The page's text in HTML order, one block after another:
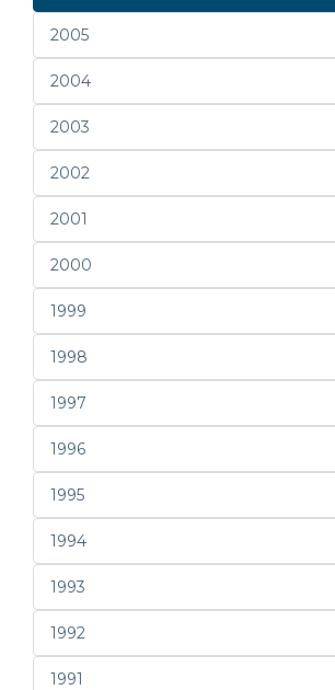
2005
2004
2003
2002
2001
2000
1999
1998
1997
1996
1995
1994
1993
1992
1991